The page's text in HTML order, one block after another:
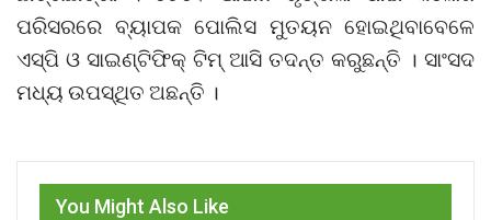
ପରିସରରେ ବ୍ୟାପକ ପୋଲିସ ମୁତୟନ ହୋଇଥିବାବେଳେ
ଏସ୍‌ପି ଓ ସାଇଣ୍ଟିଫିକ୍ ଟିମ୍ ଆସି ତଦନ୍ତ କରୁଛନ୍ତି । ସାଂସଦ
ମଧ୍ୟ ଉପସ୍ଥିତ ଅଛନ୍ତି ।
You Might Also Like